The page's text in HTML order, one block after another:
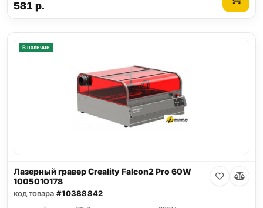
581 р.
В наличии
Лазерный гравер Creality Falcon2 Pro 60W
1005010178
код товара #10388842